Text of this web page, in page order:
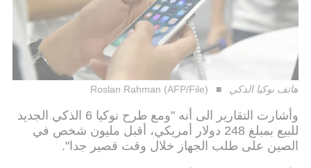
هاتف نوكيا الذكي Roslan Rahman (AFP/File)
وأشارت التقارير الى أنه "ومع طرح نوكيا 6 الذكي الجديد
للبيع بمبلغ 248 دولار أمريكي، أقبل مليون شخص في
الصين على طلب الجهاز خلال وقت قصير جدا".